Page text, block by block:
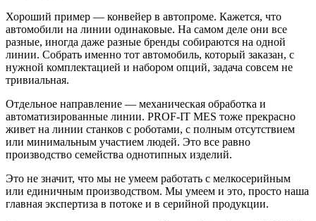
Хороший пример — конвейер в автопроме. Кажется, что
автомобили на линии одинаковые. На самом деле они все
разные, иногда даже разные бренды собираются на одной
линии. Собрать именно тот автомобиль, который заказан, с
нужной комплектацией и набором опций, задача совсем не
тривиальная.
Отдельное направление — механическая обработка и
автоматизированные линии. PROF-IT MES тоже прекрасно
живет на линии станков с роботами, с полным отсутствием
или минимальным участием людей. Это все равно
производство семейства однотипных изделий.
Это не значит, что мы не умеем работать с мелкосерийным
или единичным производством. Мы умеем и это, просто наша
главная экспертиза в потоке и в серийной продукции.